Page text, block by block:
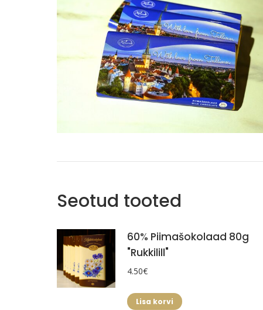
Seotud tooted
60% Piimašokolaad 80g
"Rukkilill"
4.50€
Lisa korvi